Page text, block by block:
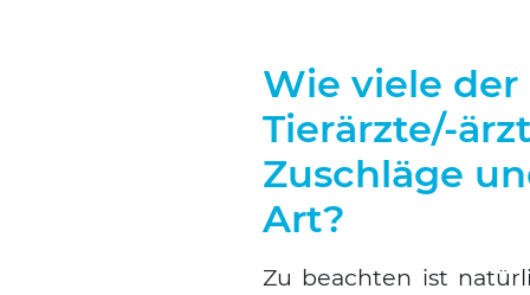
Wie viele
Tierärzte/-
Zuschläge
Art?
Zu beach­ten ist